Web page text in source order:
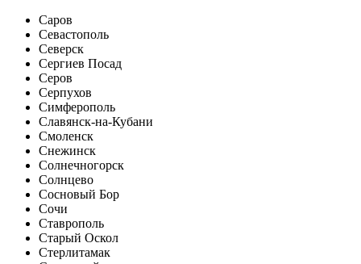
Саров
Севастополь
Северск
Сергиев Посад
Серов
Серпухов
Симферополь
Славянск-на-Кубани
Смоленск
Снежинск
Солнечногорск
Солнцево
Сосновый Бор
Сочи
Ставрополь
Старый Оскол
Стерлитамак